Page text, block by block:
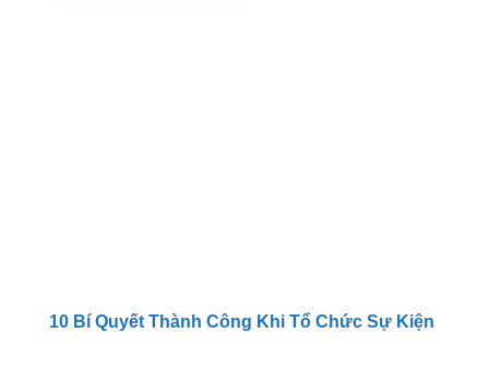
10 Bí Quyết Thành Công Khi Tổ Chức Sự Kiện